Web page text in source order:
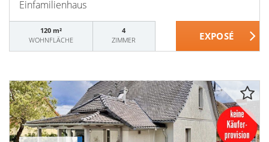
Einfamilienhaus
120 m²
WOHNFLÄCHE
4
ZIMMER